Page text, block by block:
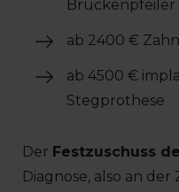
Brückenpfeiler
ab 2400 €
ab 4500 €
Stegprothese
Der Festzuschuss
Diagnose, also an